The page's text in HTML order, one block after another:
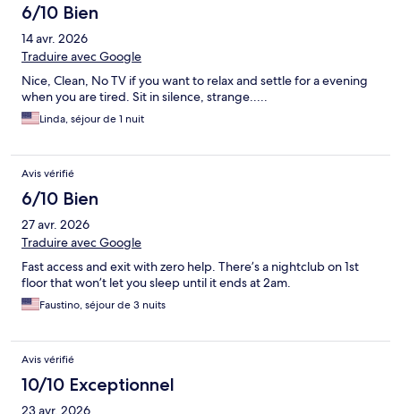
6/10 Bien
14 avr. 2026
Traduire avec Google
Nice, Clean, No TV if you want to relax and settle for a evening
when you are tired. Sit in silence, strange.....
Linda, séjour de 1 nuit
Avis vérifié
6/10 Bien
27 avr. 2026
Traduire avec Google
Fast access and exit with zero help. There’s a nightclub on 1st
floor that won’t let you sleep until it ends at 2am.
Faustino, séjour de 3 nuits
Avis vérifié
10/10 Exceptionnel
23 avr. 2026